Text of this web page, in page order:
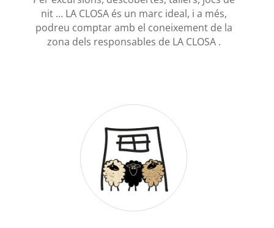
nit … LA CLOSA és un marc ideal, i a més,
podreu comptar amb el coneixement de la
zona dels responsables de LA CLOSA .